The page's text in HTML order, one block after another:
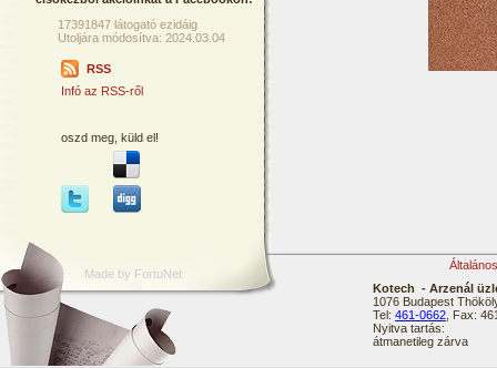
17391847 látogató ezidáig
Utoljára módosítva: 2024.03.04
RSS
Infó az RSS-ről
oszd meg, küld el!
Made by FortuNet
Kotech - Arzenál
1076 Budapest
Tel: 461-0662 , Fax:
Nyitva tartás:
átmanetileg zárva